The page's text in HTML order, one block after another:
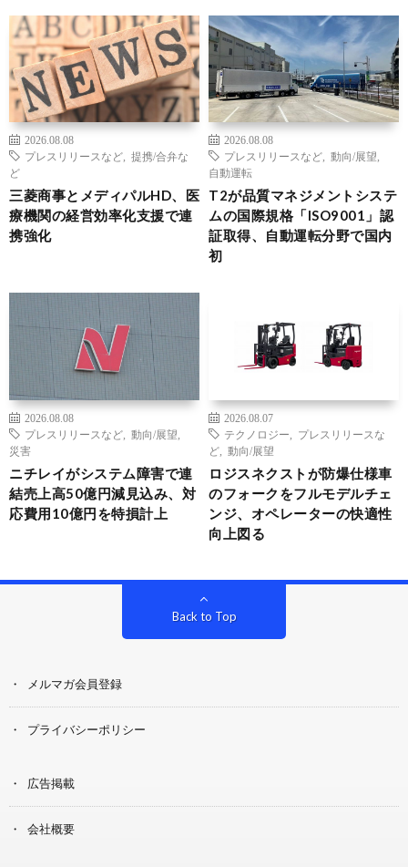
2026.08.08
プレスリリースなど
提携/合弁な
ど
三菱商事とメディパルHD、医
療機関の経営効率化支援で連
携強化
2026.08.08
プレスリリースなど
動向/展望
自動運転
T2が品質マネジメントシステ
ムの国際規格「ISO9001」認
証取得、自動運転分野で国内
初
2026.08.08
プレスリリースなど
動向/展望
災害
ニチレイがシステム障害で連
結売上高50億円減見込み、対
応費用10億円を特損計上
2026.08.07
テクノロジー
プレスリリースな
ど
動向/展望
ロジスネクストが防爆仕様車
のフォークをフルモデルチェ
ンジ、オペレーターの快適性
向上図る
Back to Top
メルマガ会員登録
プライバシーポリシー
広告掲載
会社概要